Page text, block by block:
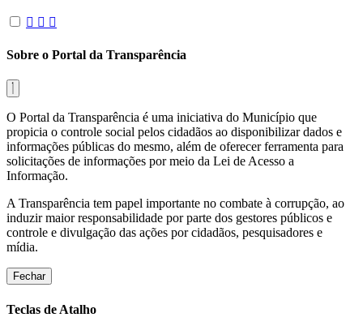
Sobre o Portal da Transparência
O Portal da Transparência é uma iniciativa do Município que
propicia o controle social pelos cidadãos ao disponibilizar dados e
informações públicas do mesmo, além de oferecer ferramenta para
solicitações de informações por meio da Lei de Acesso a
Informação.
A Transparência tem papel importante no combate à corrupção, ao
induzir maior responsabilidade por parte dos gestores públicos e
controle e divulgação das ações por cidadãos, pesquisadores e
mídia.
Fechar
Teclas de Atalho